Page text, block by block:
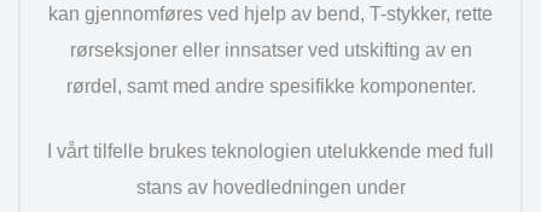
kan gjennomføres ved hjelp av bend, T-stykker, rette
rørseksjoner eller innsatser ved utskifting av en
rørdel, samt med andre spesifikke komponenter.
I vårt tilfelle brukes teknologien utelukkende med full
stans av hovedledningen under